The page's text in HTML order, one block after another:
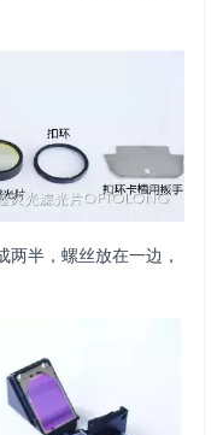
半，螺丝放在一边，